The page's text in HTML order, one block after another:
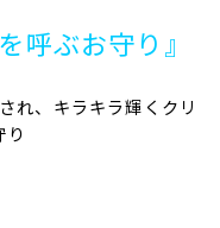
呼ぶお守り』
れ、キラキラ輝くクリ
り